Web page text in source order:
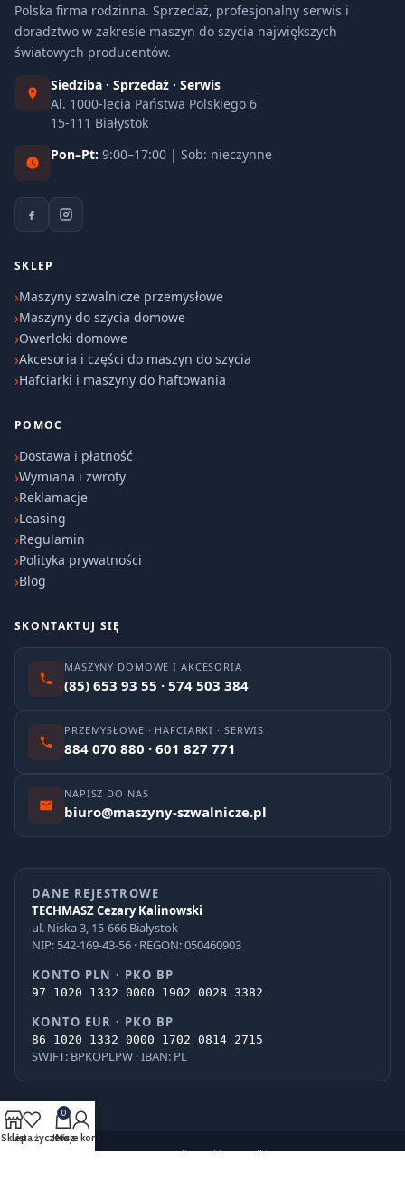
Polska firma rodzinna. Sprzedaż, profesjonalny serwis i
doradztwo w zakresie maszyn do szycia największych
światowych producentów.
Siedziba · Sprzedaż · Serwis
Al. 1000-lecia Państwa Polskiego 6
15-111 Białystok
Pon–Pt: 9:00–17:00 | Sob: nieczynne
SKLEP
Maszyny szwalnicze przemysłowe
Maszyny do szycia domowe
Owerloki domowe
Akcesoria i części do maszyn do szycia
Hafciarki i maszyny do haftowania
POMOC
Dostawa i płatność
Wymiana i zwroty
Reklamacje
Leasing
Regulamin
Polityka prywatności
Blog
SKONTAKTUJ SIĘ
MASZYNY DOMOWE I AKCESORIA
(85) 653 93 55 · 574 503 384
PRZEMYSŁOWE · HAFCIARKI · SERWIS
884 070 880 · 601 827 771
NAPISZ DO NAS
biuro@maszyny-szwalnicze.pl
DANE REJESTROWE
TECHMASZ Cezary Kalinowski
ul. Niska 3, 15-666 Białystok
NIP: 542-169-43-56 · REGON: 050460903
KONTO PLN · PKO BP
97 1020 1332 0000 1902 0028 3382
KONTO EUR · PKO BP
86 1020 1332 0000 1702 0814 2715
SWIFT: BPKOPLPW · IBAN: PL
© 2026 TECHMASZ Cezary Kalinowski · Wszelkie prawa zastrzeżone.
Sklep
Lista życzeń
0
Kosz
Moje konto